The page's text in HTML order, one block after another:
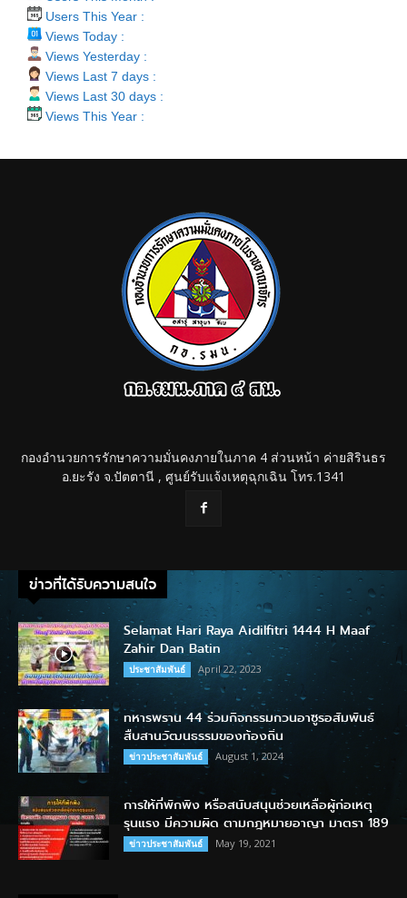
Users This Year :
Views Today :
Views Yesterday :
Views Last 7 days :
Views Last 30 days :
Views This Year :
กองอำนวยการรักษาความมั่นคงภายในภาค 4 ส่วนหน้า ค่ายสิรินธร
อ.ยะรัง จ.ปัตตานี , ศูนย์รับแจ้งเหตุฉุกเฉิน โทร.1341
ข่าวที่ได้รับความสนใจ
Selamat Hari Raya Aidilfitri 1444 H Maaf
Zahir Dan Batin
ประชาสัมพันธ์ April 22, 2023
ทหารพราน 44 ร่วมกิจกรรมกวนอาซูรอสัมพันธ์
สืบสานวัฒนธรรมของท้องถิ่น
ข่าวประชาสัมพันธ์ August 1, 2024
การให้ที่พักพิง หรือสนับสนุนช่วยเหลือผู้ก่อเหตุ
รุนแรง มีความผิด ตามกฎหมายอาญา มาตรา 189
ข่าวประชาสัมพันธ์ May 19, 2021